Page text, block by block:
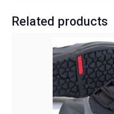
Related products